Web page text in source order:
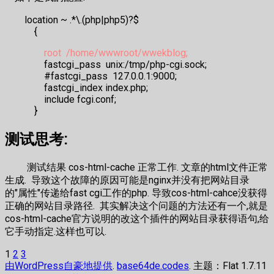
location ~ .*\.(php|php5)?$
{
root /home/wwwroot/wwekblog;
fastcgi_pass unix:/tmp/php-cgi.sock;
#fastcgi_pass 127.0.0.1:9000;
fastcgi_index index.php;
include fcgi.conf;
}
测试思考:
测试结果 cos-html-cache 正常工作. 文章的html文件正常
生成. 导致这个故障的原因可能是nginx并没有把网站目录
的"属性"传递给fast cgi工作的php. 导致cos-html-cahce没获得
正确的网站目录路径. 其实解决这个问题的方法还有一个,就是
cos-html-cache官方说明的改这个插件的网站目录获得语句,给
它手动指定.这样也可以.
文
1 2 3
由WordPress自豪地提供. base64de.codes. 主题：Flat 1.7.11